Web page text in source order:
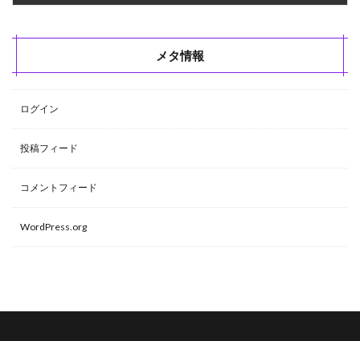
メタ情報
ログイン
投稿フィード
コメントフィード
WordPress.org